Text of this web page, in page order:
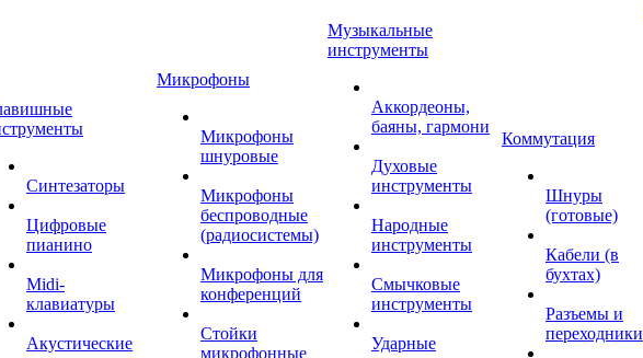
Синтезаторы
Цифровые
пианино
Midi-
клавиатуры
Акустические
Микрофоны
Микрофоны
шнуровые
Микрофоны
беспроводные
(радиосистемы)
Микрофоны для
конференций
Стойки
микрофонные
Музыкальные
инструменты
Аккордеоны,
баяны, гармони
Духовые
инструменты
Народные
инструменты
Смычковые
инструменты
Ударные
Коммутация
Шнуры
(готовые)
Кабели (в
бухтах)
Разъемы и
переходники